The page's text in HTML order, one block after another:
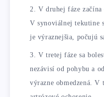
V druhej fáze
V synoviálnej tekutine
je výraznejšia, počujú
V tretej fáze sa
nezávisí od pohybu a
výrazne obmedzená.